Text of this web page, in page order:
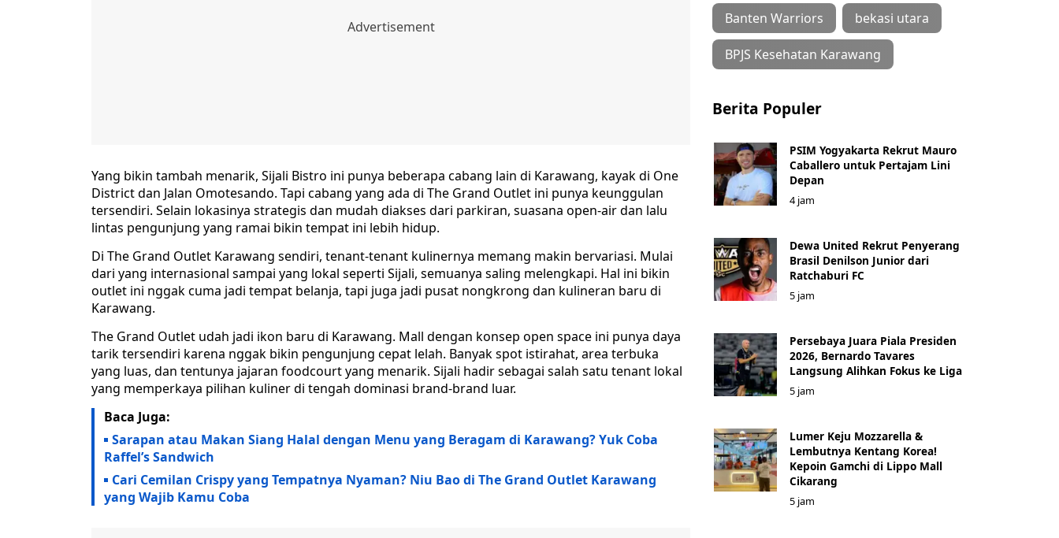
Yang bikin tambah menarik, Sijali Bistro ini punya beberapa cabang lain di Karawang, kayak di One
District dan Jalan Omotesando. Tapi cabang yang ada di The Grand Outlet ini punya keunggulan
tersendiri. Selain lokasinya strategis dan mudah diakses dari parkiran, suasana open-air dan lalu
lintas pengunjung yang ramai bikin tempat ini lebih hidup.
Di The Grand Outlet Karawang sendiri, tenant-tenant kulinernya memang makin bervariasi. Mulai
dari yang internasional sampai yang lokal seperti Sijali, semuanya saling melengkapi. Hal ini bikin
outlet ini nggak cuma jadi tempat belanja, tapi juga jadi pusat nongkrong dan kulineran baru di
Karawang.
The Grand Outlet udah jadi ikon baru di Karawang. Mall dengan konsep open space ini punya daya
tarik tersendiri karena nggak bikin pengunjung cepat lelah. Banyak spot istirahat, area terbuka
yang luas, dan tentunya jajaran foodcourt yang menarik. Sijali hadir sebagai salah satu tenant lokal
yang memperkaya pilihan kuliner di tengah dominasi brand-brand luar.
Baca Juga:
Sarapan atau Makan Siang Halal dengan Menu yang Beragam di Karawang? Yuk Coba
Raffel’s Sandwich
Cari Cemilan Crispy yang Tempatnya Nyaman? Niu Bao di The Grand Outlet Karawang
yang Wajib Kamu Coba
Banten Warriors bekasi utara
BPJS Kesehatan Karawang
Berita Populer
PSIM Yogyakarta Rekrut Mauro
Caballero untuk Pertajam Lini
Depan
4 jam
Dewa United Rekrut Penyerang
Brasil Denilson Junior dari
Ratchaburi FC
5 jam
Persebaya Juara Piala Presiden
2026, Bernardo Tavares
Langsung Alihkan Fokus ke Liga
5 jam
Lumer Keju Mozzarella &
Lembutnya Kentang Korea!
Kepoin Gamchi di Lippo Mall
Cikarang
5 jam